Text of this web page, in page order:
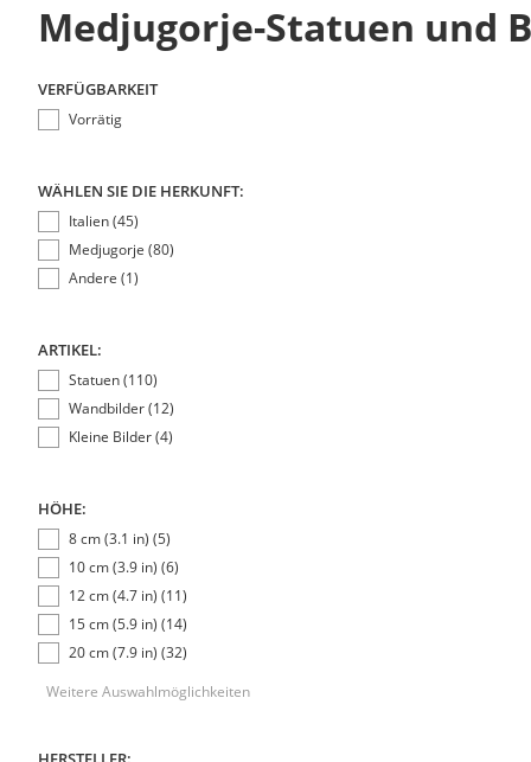
Medjugorje-Statuen und
VERFÜGBARKEIT
Vorrätig
WÄHLEN SIE DIE HERKUNFT:
Italien (45)
Medjugorje (80)
Andere (1)
ARTIKEL:
Statuen (110)
Wandbilder (12)
Kleine Bilder (4)
HÖHE:
8 cm (3.1 in) (5)
10 cm (3.9 in) (6)
12 cm (4.7 in) (11)
15 cm (5.9 in) (14)
20 cm (7.9 in) (32)
Weitere Auswahlmöglichkeiten